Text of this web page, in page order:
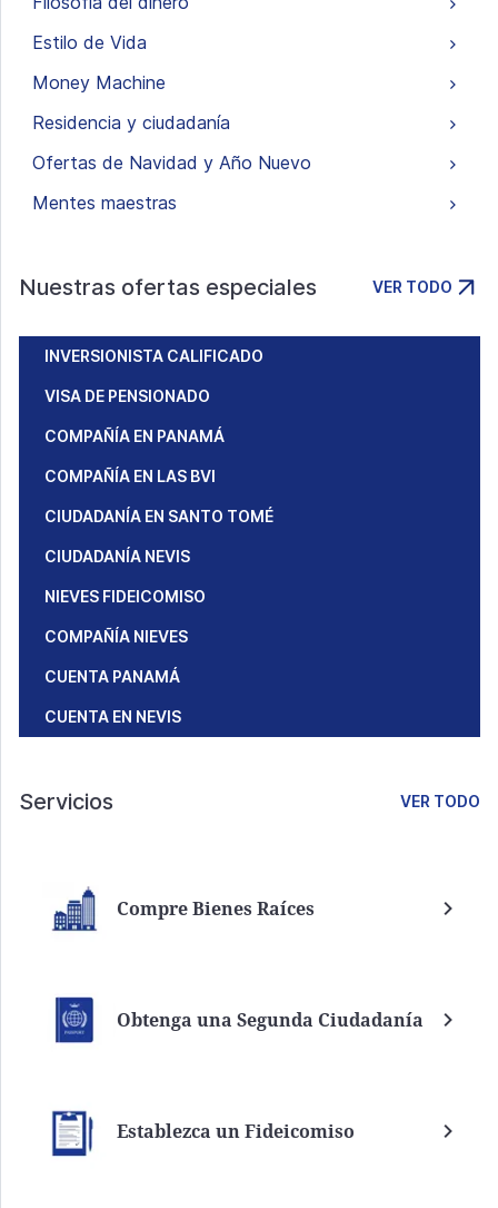
Estilo de Vida
Money Machine
Residencia y ciudadanía
Ofertas de Navidad y Año Nuevo
Mentes maestras
Nuestras ofertas especiales VER TODO
INVERSIONISTA CALIFICADO
VISA DE PENSIONADO
COMPAÑÍA EN PANAMÁ
COMPAÑÍA EN LAS BVI
CIUDADANÍA EN SANTO TOMÉ
CIUDADANÍA NEVIS
NIEVES FIDEICOMISO
COMPAÑÍA NIEVES
CUENTA PANAMÁ
CUENTA EN NEVIS
Servicios VER TODO
Compre Bienes Raíces
Obtenga una Segunda Ciudadanía
Establezca un Fideicomiso